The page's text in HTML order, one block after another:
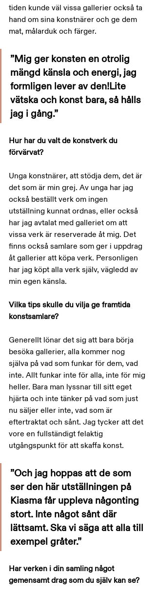
tiden kunde väl vissa gallerier också ta
hand om sina konstnärer och ge dem
mat, målarduk och färger.
”Mig ger konsten en otrolig
mängd känsla och energi, jag
formligen lever av den!Lite
vätska och konst bara, så hålls
jag i gång.”
Hur har du valt de konstverk du
förvärvat?
Unga konstnärer, att stödja dem, det är
det som är min grej. Av unga har jag
också beställt verk om ingen
utställning kunnat ordnas, eller också
har jag avtalat med galleriet om att
vissa verk är reserverade åt mig. Det
finns också samlare som ger i uppdrag
åt gallerier att köpa verk. Personligen
har jag köpt alla verk själv, vägledd av
min egen känsla.
Vilka tips skulle du vilja ge framtida
konstsamlare?
Generellt lönar det sig att bara börja
besöka gallerier, alla kommer nog
själva på vad som funkar för dem, vad
inte. Allt funkar inte för alla, inte för mig
heller. Bara man lyssnar till sitt eget
hjärta och inte tänker på vad som just
nu säljer eller inte, vad som är
eftertraktat och sånt. Jag tycker att det
vore en fullständigt felaktig
utgångspunkt för att skaffa konst.
”Och jag hoppas att de som
ser den här utställningen på
Kiasma får uppleva någonting
stort. Inte något sånt där
lättsamt. Ska vi säga att alla till
exempel gråter.”
Har verken i din samling något
gemensamt drag som du själv kan se?